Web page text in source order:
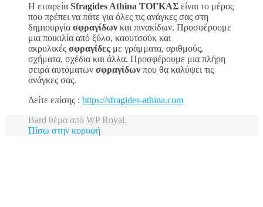
Η εταιρεία Sfragides Athina ΤΟΓΚΑΣ είναι το μέρος
που πρέπει να πάτε για όλες τις ανάγκες σας στη
δημιουργία σφραγίδων και πινακίδων. Προσφέρουμε
μια ποικιλία από ξύλο, καουτσούκ και
ακρυλικές σφραγίδες με γράμματα, αριθμούς,
σχήματα, σχέδια και άλλα. Προσφέρουμε μια πλήρη
σειρά αυτόματων σφραγίδων που θα καλύψει τις
ανάγκες σας.
Δείτε επίσης : https://sfragides-athina.com
Bard θέμα από WP Royal.
Πίσω στην κορυφή